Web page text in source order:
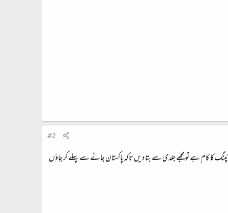
#2
اگر کوئی ٹائپنگ کا کام ہے تو مجھے جلدی سے بتا دیں تاکہ پاکستان جانے سے پہلے کر جاؤں